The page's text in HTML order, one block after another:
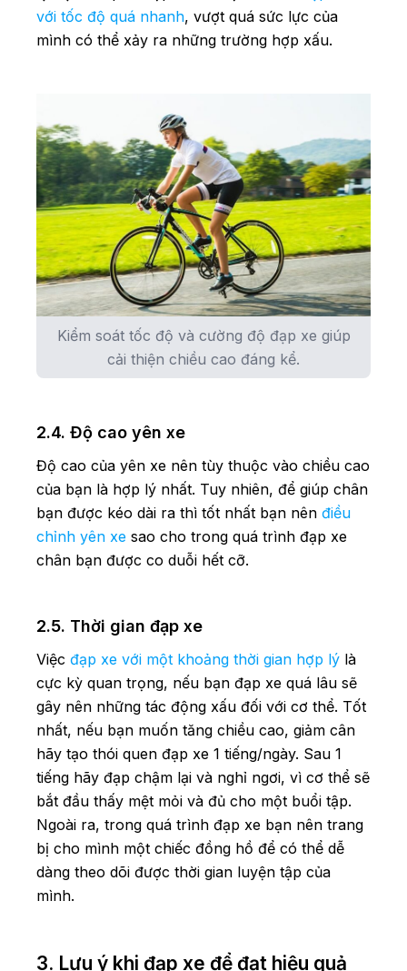
với tốc độ quá nhanh, vượt quá sức lực của
mình có thể xảy ra những trường hợp xấu.
Kiểm soát tốc độ và cường độ đạp xe giúp
cải thiện chiều cao đáng kể.
2.4. Độ cao yên xe
Độ cao của yên xe nên tùy thuộc vào chiều cao
của bạn là hợp lý nhất. Tuy nhiên, để giúp chân
bạn được kéo dài ra thì tốt nhất bạn nên điều
chỉnh yên xe sao cho trong quá trình đạp xe
chân bạn được co duỗi hết cỡ.
2.5. Thời gian đạp xe
Việc đạp xe với một khoảng thời gian hợp lý là
cực kỳ quan trọng, nếu bạn đạp xe quá lâu sẽ
gây nên những tác động xấu đối với cơ thể. Tốt
nhất, nếu bạn muốn tăng chiều cao, giảm cân
hãy tạo thói quen đạp xe 1 tiếng/ngày. Sau 1
tiếng hãy đạp chậm lại và nghỉ ngơi, vì cơ thể sẽ
bắt đầu thấy mệt mỏi và đủ cho một buổi tập.
Ngoài ra, trong quá trình đạp xe bạn nên trang
bị cho mình một chiếc đồng hồ để có thể dễ
dàng theo dõi được thời gian luyện tập của
mình.
3. Lưu ý khi đạp xe để đạt hiệu quả